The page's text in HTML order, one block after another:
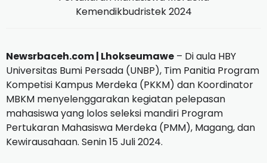
Kemendikbudristek 2024
Newsrbaceh.com | Lhokseumawe – Di aula HBY
Universitas Bumi Persada (UNBP), Tim Panitia Program
Kompetisi Kampus Merdeka (PKKM) dan Koordinator
MBKM menyelenggarakan kegiatan pelepasan
mahasiswa yang lolos seleksi mandiri Program
Pertukaran Mahasiswa Merdeka (PMM), Magang, dan
Kewirausahaan. Senin 15 Juli 2024.